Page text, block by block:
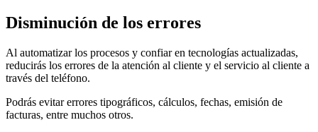
Disminución de los errores
Al automatizar los procesos y confiar en tecnologías actualizadas,
reducirás los errores de la atención al cliente y el servicio al cliente a
través del teléfono.
Podrás evitar errores tipográficos, cálculos, fechas, emisión de
facturas, entre muchos otros.